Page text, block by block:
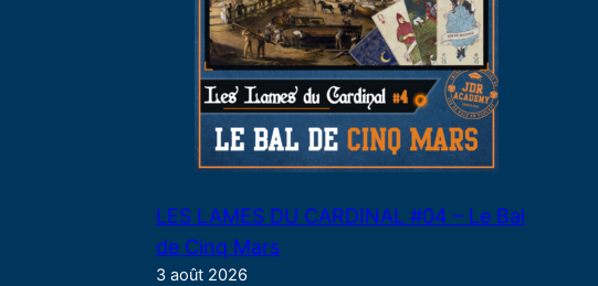
LES LAMES DU CARDINAL #04 – Le Bal
de Cinq Mars
3 août 2026